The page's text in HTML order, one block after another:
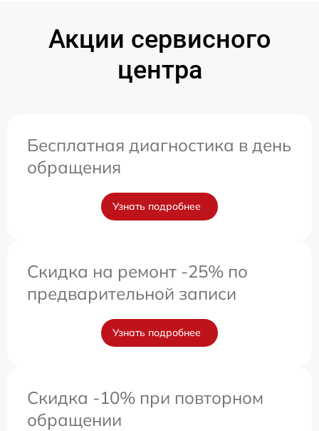
Акции сервисного
центра
Бесплатная диагностика в день
обращения
Узнать подробнее
Скидка на ремонт -25% по
предварительной записи
Узнать подробнее
Скидка -10% при повторном
обращении